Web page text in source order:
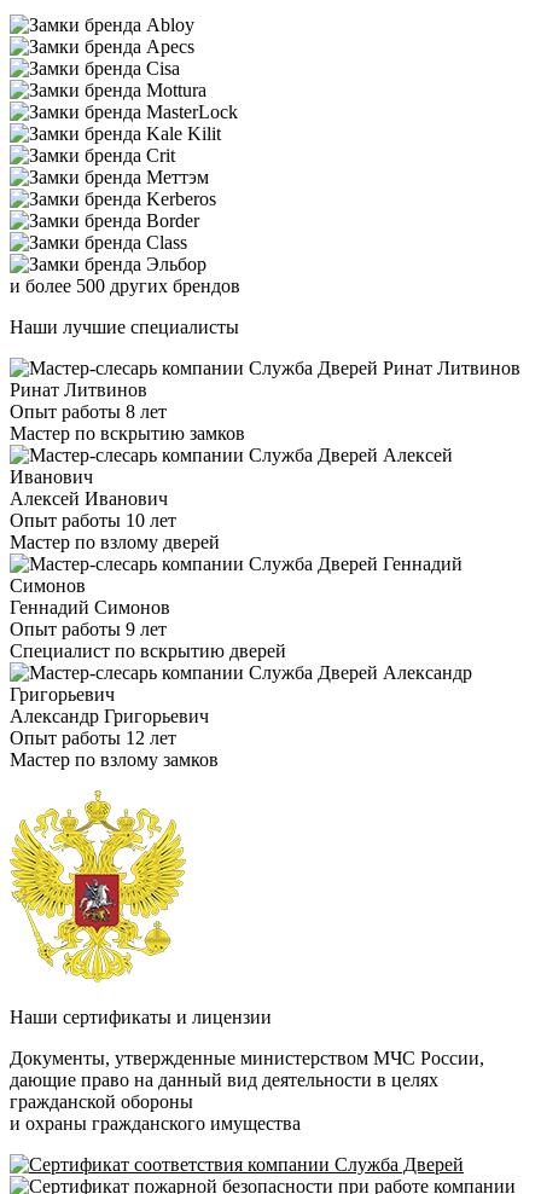
и более 500 других брендов
Наши лучшие специалисты
Ринат Литвинов
Опыт работы 8 лет
Мастер по вскрытию замков
Алексей Иванович
Опыт работы 10 лет
Мастер по взлому дверей
Геннадий Симонов
Опыт работы 9 лет
Специалист по вскрытию дверей
Александр Григорьевич
Опыт работы 12 лет
Мастер по взлому замков
Наши сертификаты и лицензии
Документы, утвержденные министерством МЧС России,
дающие право на данный вид деятельности в целях
гражданской обороны
и охраны гражданского имущества